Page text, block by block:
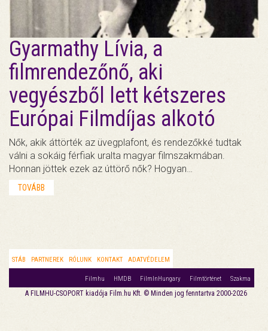
Gyarmathy Lívia, a
filmrendezőnő, aki
vegyészből lett kétszeres
Európai Filmdíjas alkotó
Nők, akik áttörték az üvegplafont, és rendezőkké tudtak
válni a sokáig férfiak uralta magyar filmszakmában.
Honnan jöttek ezek az úttörő nők? Hogyan…
TOVÁBB
STÁB PARTNEREK RÓLUNK KONTAKT ADATVÉDELEM
Filmhu HMDB FilmInHungary Filmtörténet Szakma
A FILMHU-CSOPORT kiadója Film.hu Kft. © Minden jog fenntartva 2000-2026